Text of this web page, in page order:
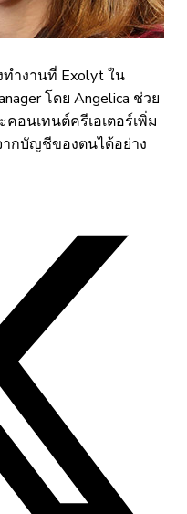
ำงานที่ Exolyt ใน
โดย Angelica ช่วย
อนเทนต์ครีเอเตอร์เพิ่ม
กบัญชีของตนได้อย่าง